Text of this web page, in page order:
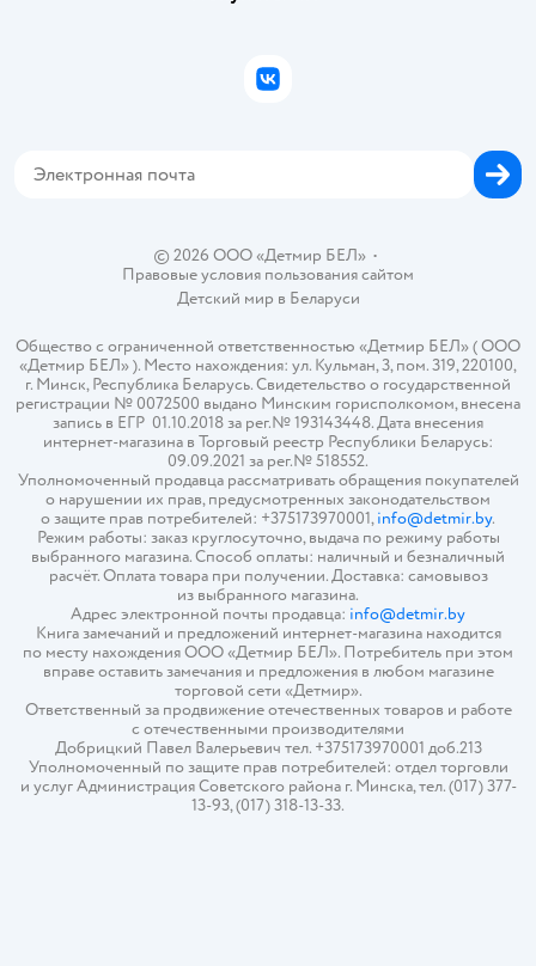
Правила продажи
Политика использования файлов cookie
Бонусные карты
© 2026 ООО «Детмир БЕЛ»•
Правовые условия пользования сайтом
Детский мир в Беларуси
Общество с ограниченной ответственностью «Детмир БЕЛ» ( ООО
«Детмир БЕЛ» ). Место нахождения: ул. Кульман, 3, пом. 319, 220100,
г. Минск, Республика Беларусь. Свидетельство о государственной
регистрации № 0072500 выдано Минским горисполкомом, внесена
запись в ЕГР 01.10.2018 за рег.№ 193143448. Дата внесения
интернет-магазина в Торговый реестр Республики Беларусь:
09.09.2021 за рег.№ 518552.
Уполномоченный продавца рассматривать обращения покупателей
о нарушении их прав, предусмотренных законодательством
о защите прав потребителей: +375173970001,info@detmir.by.
Режим работы: заказ круглосуточно, выдача по режиму работы
выбранного магазина. Способ оплаты: наличный и безналичный
расчёт. Оплата товара при получении. Доставка: самовывоз
из выбранного магазина.
Адрес электронной почты продавца: info@detmir.by
Книга замечаний и предложений интернет-магазина находится
по месту нахождения ООО «Детмир БЕЛ». Потребитель при этом
вправе оставить замечания и предложения в любом магазине
торговой сети «Детмир».
Ответственный за продвижение отечественных товаров и работе
с отечественными производителями
Добрицкий Павел Валерьевич тел. +375173970001 доб.213
Уполномоченный по защите прав потребителей: отдел торговли
и услуг Администрация Советского района г. Минска, тел. (017) 377-
13-93, (017) 318-13-33.
ВКонтакте